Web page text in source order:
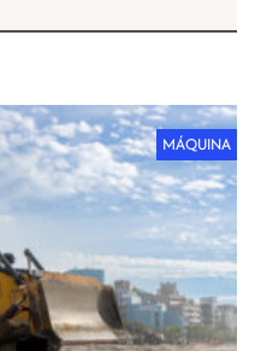
MÁQUINA